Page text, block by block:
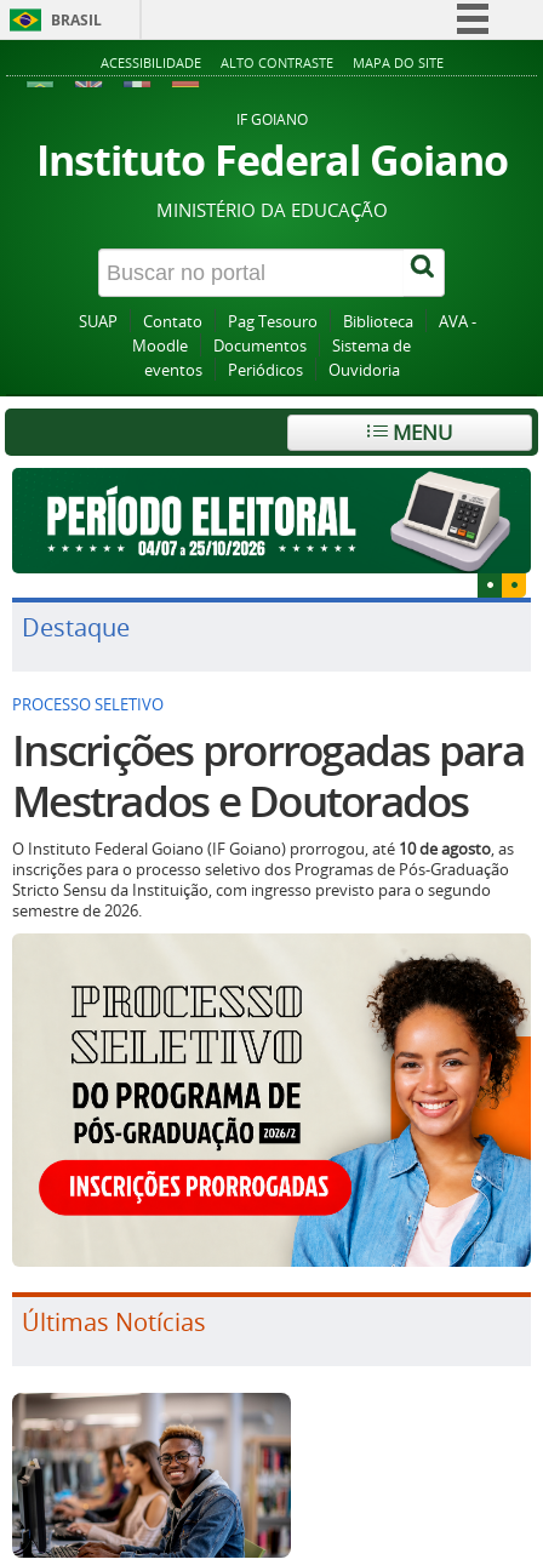
BRASIL
Simplifique!
Acesso à informação
Legislação
Canais
ACESSIBILIDADE ALTO CONTRASTE MAPA DO SITE
IF GOIANO
Instituto Federal Goiano
MINISTÉRIO DA EDUCAÇÃO
SUAP Contato Pag Tesouro Biblioteca
AVA -
Moodle
Documentos
Sistema de
eventos
Periódicos Ouvidoria
MENU
Destaque
PROCESSO SELETIVO
Inscrições prorrogadas para
Mestrados e Doutorados
O Instituto Federal Goiano (IF Goiano) prorrogou, até 10 de agosto, as
inscrições para o processo seletivo dos Programas de Pós-Graduação
Stricto Sensu da Instituição, com ingresso previsto para o segundo
semestre de 2026.
Últimas Notícias